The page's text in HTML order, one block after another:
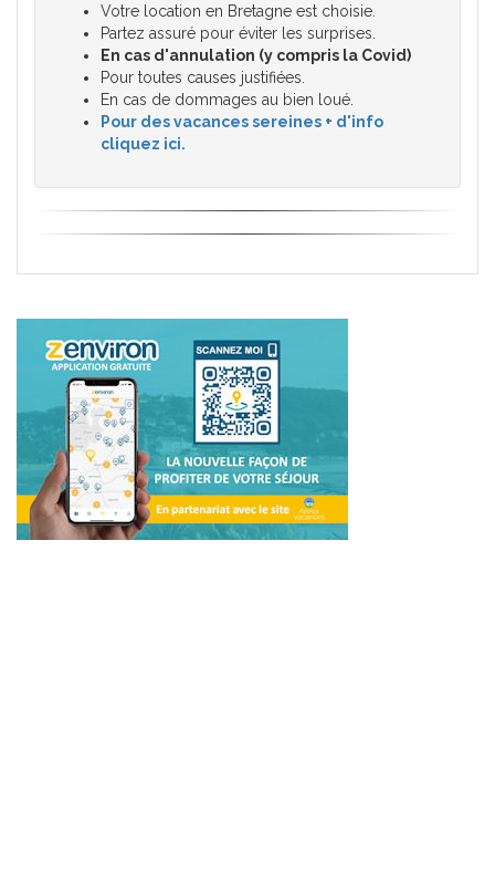
Votre location en Bretagne est choisie.
Partez assuré pour éviter les surprises.
En cas d'annulation (y compris la Covid)
Pour toutes causes justifiées.
En cas de dommages au bien loué.
Pour des vacances sereines + d'info
cliquez ici.